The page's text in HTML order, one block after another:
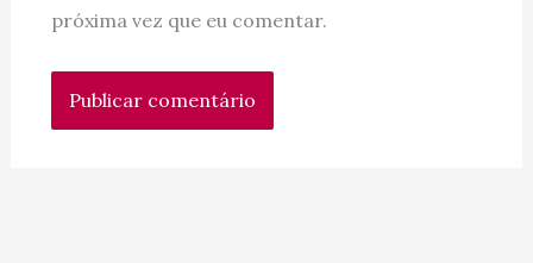
próxima vez que eu comentar.